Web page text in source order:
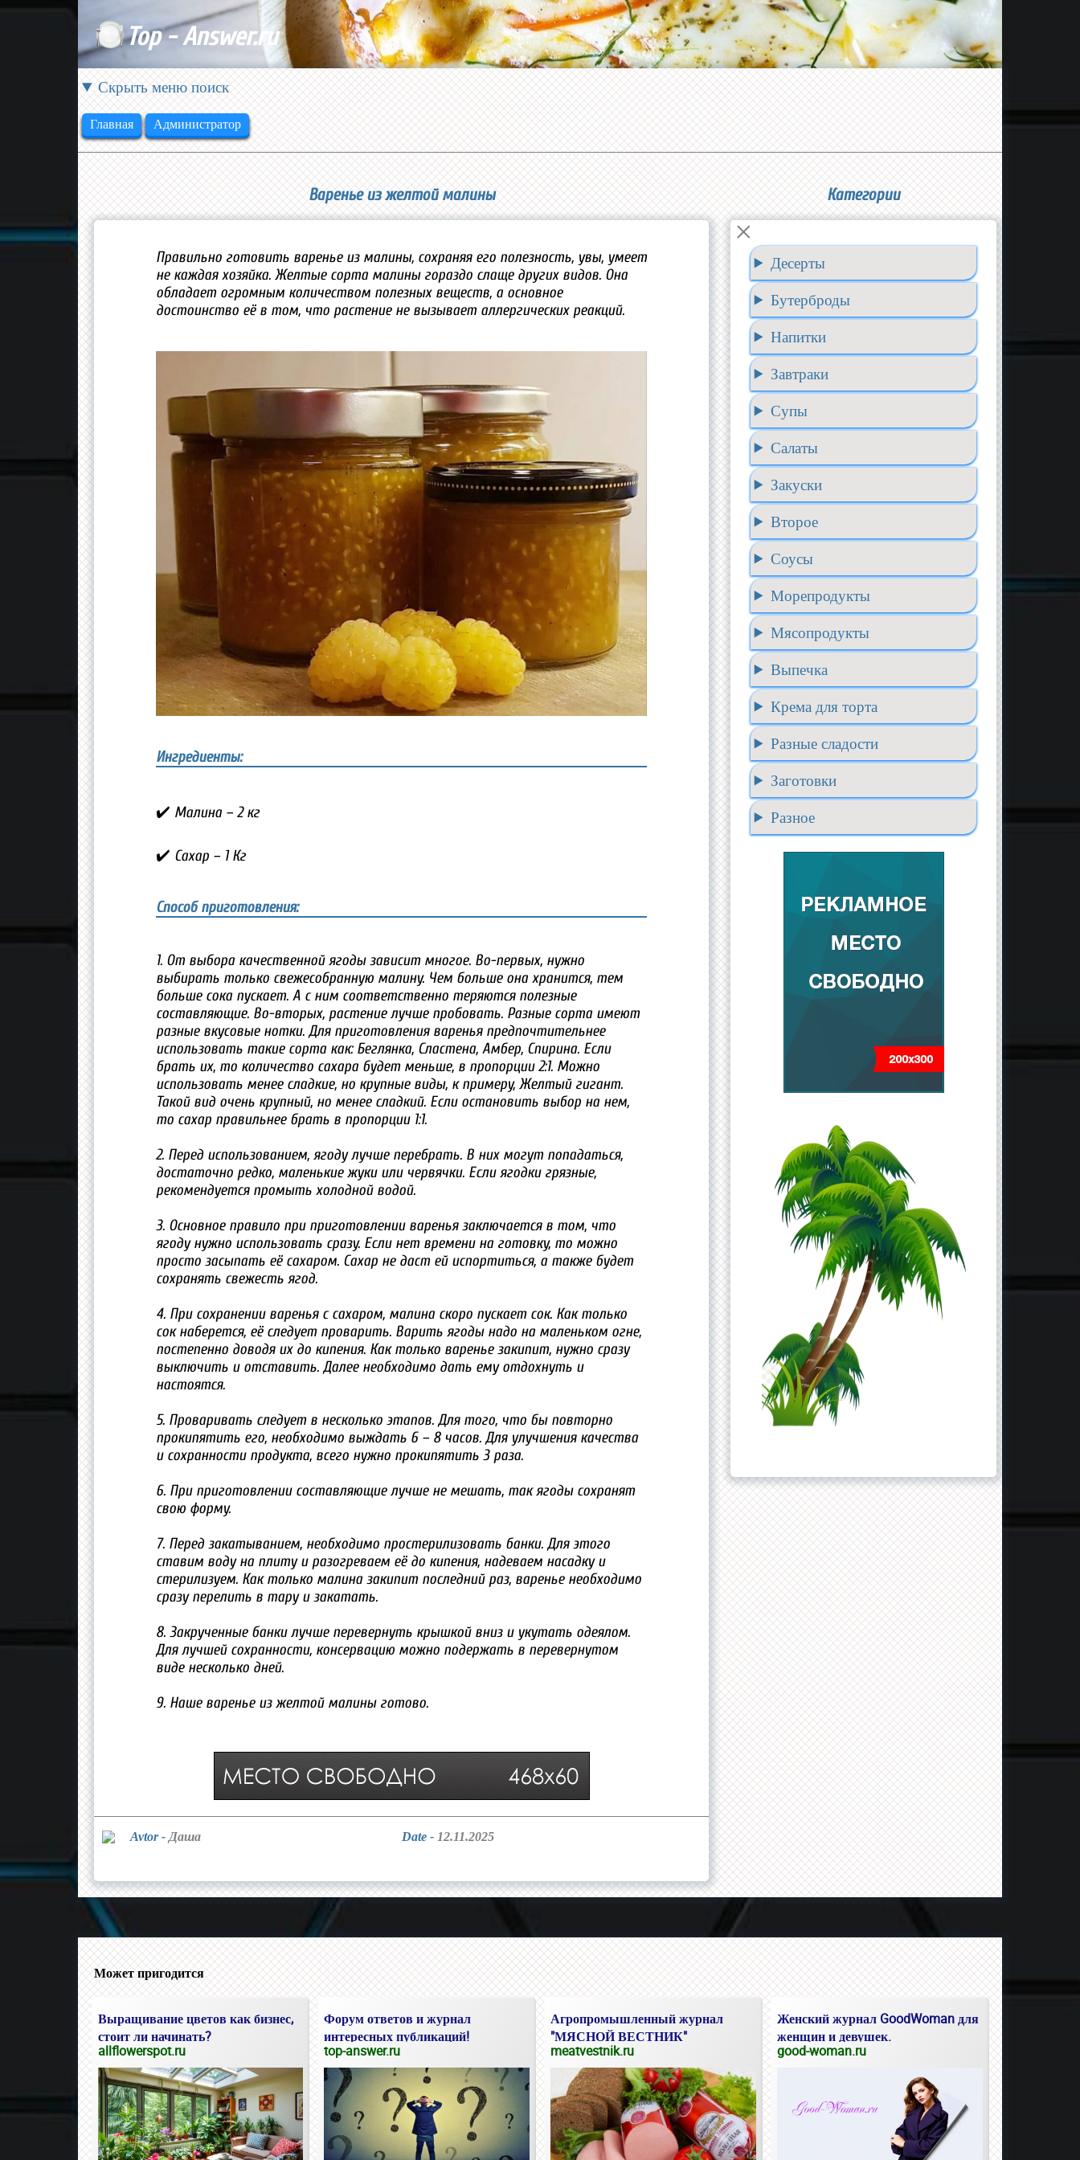
Top - Answer.ru
Скрыть меню поиск
Главная Администратор
Варенье из желтой малины
Правильно готовить варенье из малины, сохраняя его полезность, увы, умеет
не каждая хозяйка. Желтые сорта малины гораздо слаще других видов. Она
обладает огромным количеством полезных веществ, а основное
достоинство её в том, что растение не вызывает аллергических реакций.
Ингредиенты:
✔️ Малина – 2 кг
✔️ Сахар – 1 Кг
Способ приготовления:
1. От выбора качественной ягоды зависит многое. Во-первых, нужно
выбирать только свежесобранную малину. Чем больше она хранится, тем
больше сока пускает. А с ним соответственно теряются полезные
составляющие. Во-вторых, растение лучше пробовать. Разные сорта имеют
разные вкусовые нотки. Для приготовления варенья предпочтительнее
использовать такие сорта как: Беглянка, Сластена, Амбер, Спирина. Если
брать их, то количество сахара будет меньше, в пропорции 2:1. Можно
использовать менее сладкие, но крупные виды, к примеру, Желтый гигант.
Такой вид очень крупный, но менее сладкий. Если остановить выбор на нем,
то сахар правильнее брать в пропорции 1:1.
2. Перед использованием, ягоду лучше перебрать. В них могут попадаться,
достаточно редко, маленькие жуки или червячки. Если ягодки грязные,
рекомендуется промыть холодной водой.
3. Основное правило при приготовлении варенья заключается в том, что
ягоду нужно использовать сразу. Если нет времени на готовку, то можно
просто засыпать её сахаром. Сахар не даст ей испортиться, а также будет
сохранять свежесть ягод.
4. При сохранении варенья с сахаром, малина скоро пускает сок. Как только
сок наберется, её следует проварить. Варить ягоды надо на маленьком огне,
постепенно доводя их до кипения. Как только варенье закипит, нужно сразу
выключить и отставить. Далее необходимо дать ему отдохнуть и
настоятся.
5. Проваривать следует в несколько этапов. Для того, что бы повторно
прокипятить его, необходимо выждать 6 – 8 часов. Для улучшения качества
и сохранности продукта, всего нужно прокипятить 3 раза.
6. При приготовлении составляющие лучше не мешать, так ягоды сохранят
свою форму.
7. Перед закатыванием, необходимо простерилизовать банки. Для этого
ставим воду на плиту и разогреваем её до кипения, надеваем насадку и
стерилизуем. Как только малина закипит последний раз, варенье необходимо
сразу перелить в тару и закатать.
8. Закрученные банки лучше перевернуть крышкой вниз и укутать одеялом.
Для лучшей сохранности, консервацию можно подержать в перевернутом
виде несколько дней.
9. Наше варенье из желтой малины готово.
Avtor - Даша Date - 12.11.2025
Категории
×
Десерты
Бутерброды
Напитки
Завтраки
Супы
Салаты
Закуски
Второе
Соусы
Морепродукты
Мясопродукты
Выпечка
Крема для торта
Разные сладости
Заготовки
Разное
Может пригодится
Выращивание цветов как бизнес,
стоит ли начинать?
allflowerspot.ru
Форум ответов и журнал
интересных публикаций!
top-answer.ru
Агропромышленный журнал
"МЯСНОЙ ВЕСТНИК"
meatvestnik.ru
Женский журнал GoodWoman для
женщин и девушек.
good-woman.ru